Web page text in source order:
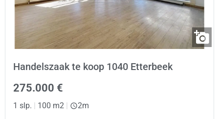
Handelszaak te koop 1040 Etterbeek
275.000 €
1 slp. 100 m2 2m